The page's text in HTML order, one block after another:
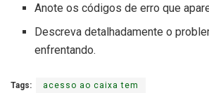
Anote os códigos de erro que
Descreva detalhadamente o
enfrentando.
Tags: acesso ao caixa tem